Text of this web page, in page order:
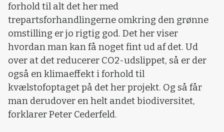
forhold til alt det her med
trepartsforhandlingerne omkring den grønne
omstilling er jo rigtig god. Det her viser
hvordan man kan få noget fint ud af det. Ud
over at det reducerer CO2-udslippet, så er der
også en klimaeffekt i forhold til
kvælstofoptaget på det her projekt. Og så får
man derudover en helt andet biodiversitet,
forklarer Peter Cederfeld.